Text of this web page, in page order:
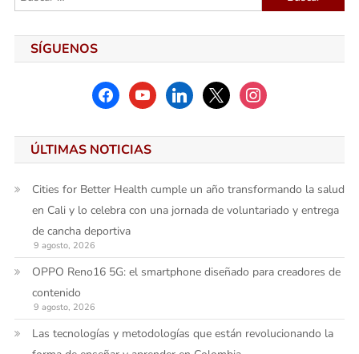
SÍGUENOS
facebookyoutubelinkedinx instagram
ÚLTIMAS NOTICIAS
Cities for Better Health cumple un año transformando la salud
en Cali y lo celebra con una jornada de voluntariado y entrega
de cancha deportiva
9 agosto, 2026
OPPO Reno16 5G: el smartphone diseñado para creadores de
contenido
9 agosto, 2026
Las tecnologías y metodologías que están revolucionando la